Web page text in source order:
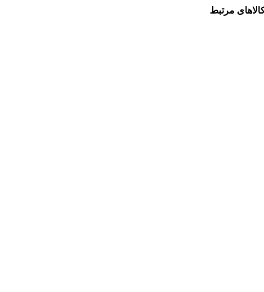
مرتبط